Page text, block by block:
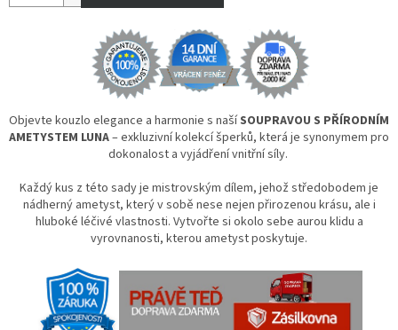
Objevte kouzlo elegance a harmonie s našíSOUPRAVOU S PŘÍRODNÍM
AMETYSTEM LUNA– exkluzivní kolekcí šperků, která je synonymem pro
dokonalost a vyjádření vnitřní síly.
Každý kus z této sady je mistrovským dílem, jehož středobodem je
nádherný ametyst, který v sobě nese nejen přirozenou krásu, ale i
hluboké léčivé vlastnosti. Vytvořte si okolo sebe aurou klidu a
vyrovnanosti, kterou ametyst poskytuje.